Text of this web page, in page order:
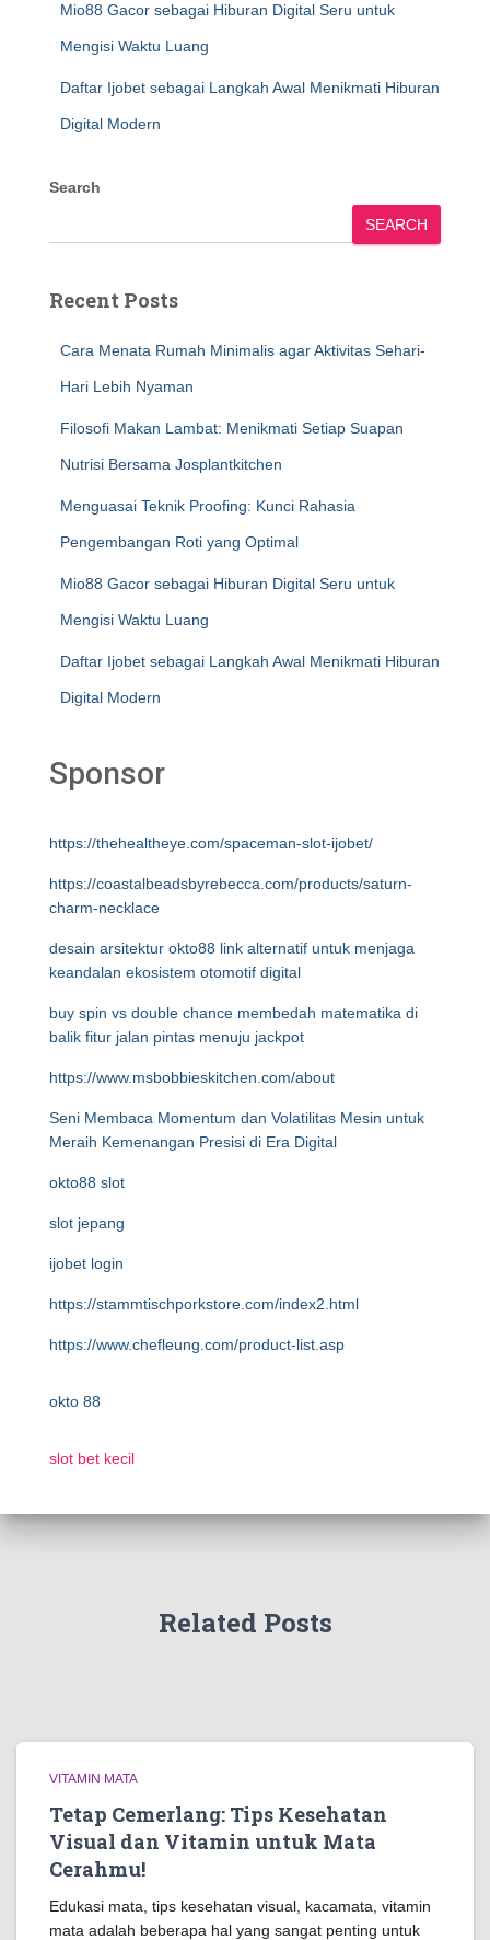
Mio88 Gacor sebagai Hiburan Digital Seru untuk
Mengisi Waktu Luang
Daftar Ijobet sebagai Langkah Awal Menikmati Hiburan
Digital Modern
Search
SEARCH
Recent Posts
Cara Menata Rumah Minimalis agar Aktivitas Sehari-
Hari Lebih Nyaman
Filosofi Makan Lambat: Menikmati Setiap Suapan
Nutrisi Bersama Josplantkitchen
Menguasai Teknik Proofing: Kunci Rahasia
Pengembangan Roti yang Optimal
Mio88 Gacor sebagai Hiburan Digital Seru untuk
Mengisi Waktu Luang
Daftar Ijobet sebagai Langkah Awal Menikmati Hiburan
Digital Modern
Sponsor
https://thehealtheye.com/spaceman-slot-ijobet/
https://coastalbeadsbyrebecca.com/products/saturn-
charm-necklace
desain arsitektur okto88 link alternatif untuk menjaga
keandalan ekosistem otomotif digital
buy spin vs double chance membedah matematika di
balik fitur jalan pintas menuju jackpot
https://www.msbobbieskitchen.com/about
Seni Membaca Momentum dan Volatilitas Mesin untuk
Meraih Kemenangan Presisi di Era Digital
okto88 slot
slot jepang
ijobet login
https://stammtischporkstore.com/index2.html
https://www.chefleung.com/product-list.asp
okto 88
slot bet kecil
Related Posts
VITAMIN MATA
Tetap Cemerlang: Tips Kesehatan
Visual dan Vitamin untuk Mata
Cerahmu!
Edukasi mata, tips kesehatan visual, kacamata, vitamin
mata adalah beberapa hal yang sangat penting untuk